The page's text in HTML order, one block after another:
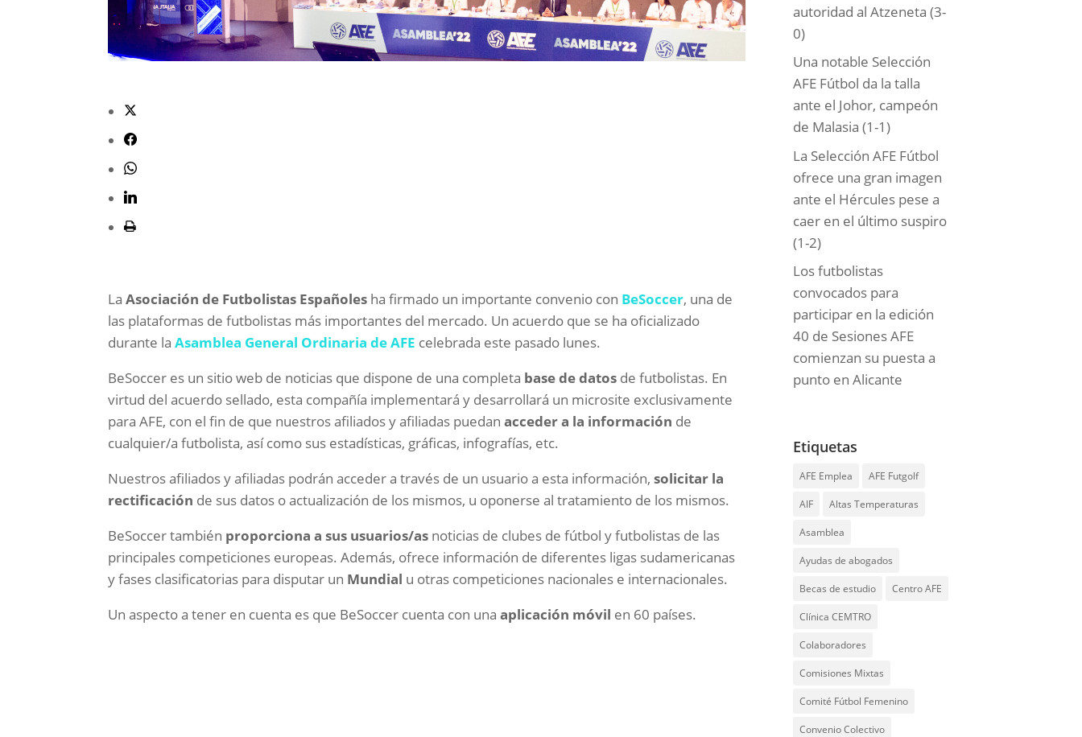
LaAsociación de Futbolistas Españoles ha firmado un importante convenio con BeSoccer, una de
las plataformas de futbolistas más importantes del mercado. Un acuerdo que se ha oficializado
durante laAsamblea General Ordinaria de AFE celebrada este pasado lunes.
BeSoccer es un sitio web de noticias que dispone de una completa base de datos de futbolistas. En
virtud del acuerdo sellado, esta compañía implementará y desarrollará un microsite exclusivamente
para AFE, con el fin de que nuestros afiliados y afiliadas puedanacceder a la información de
cualquier/a futbolista, así como sus estadísticas, gráficas, infografías, etc.
Nuestros afiliados y afiliadas podrán acceder a través de un usuario a esta información,solicitar la
rectificación de sus datos o actualización de los mismos, u oponerse al tratamiento de los mismos.
BeSoccer también proporciona a sus usuarios/as noticias de clubes de fútbol y futbolistas de las
principales competiciones europeas. Además, ofrece información de diferentes ligas sudamericanas
y fases clasificatorias para disputar un Mundial u otras competiciones nacionales e internacionales.
Un aspecto a tener en cuenta es que BeSoccer cuenta con unaaplicación móvil en 60 países.
autoridad al Atzeneta (3-
0)
Una notable Selección
AFE Fútbol da la talla
ante el Johor, campeón
de Malasia (1-1)
La Selección AFE Fútbol
ofrece una gran imagen
ante el Hércules pese a
caer en el último suspiro
(1-2)
Los futbolistas
convocados para
participar en la edición
40 de Sesiones AFE
comienzan su puesta a
punto en Alicante
Etiquetas
AFE Emplea AFE Futgolf
AIF Altas Temperaturas
Asamblea
Ayudas de abogados
Becas de estudio Centro AFE
Clínica CEMTRO
Colaboradores
Comisiones Mixtas
Comité Fútbol Femenino
Convenio Colectivo